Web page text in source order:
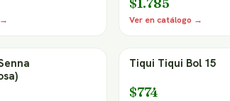
Ver en catálogo →
Tiqui Tiqui Bol 15
$774